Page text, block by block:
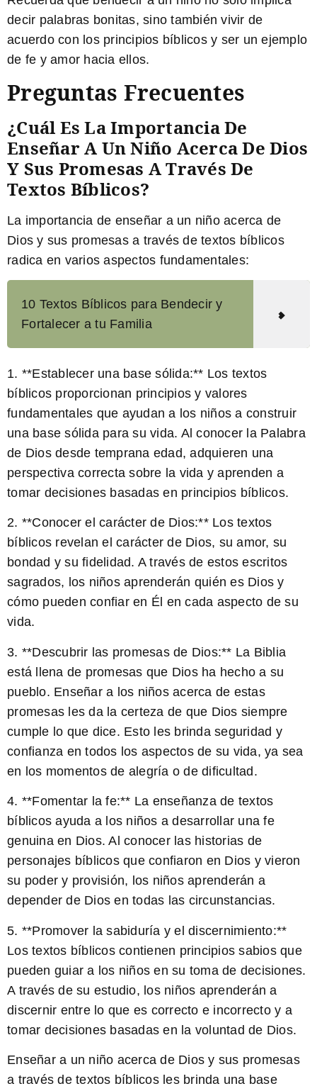
decir palabras bonitas, sino también vivir de
acuerdo con los principios bíblicos y ser un ejemplo
de fe y amor hacia ellos.
Preguntas Frecuentes
¿Cuál Es La Importancia De
Enseñar A Un Niño Acerca De Dios
Y Sus Promesas A Través De
Textos Bíblicos?
La importancia de enseñar a un niño acerca de
Dios y sus promesas a través de textos bíblicos
radica en varios aspectos fundamentales:
10 Textos Bíblicos para Bendecir y
Fortalecer a tu Familia
1. **Establecer una base sólida:** Los textos
bíblicos proporcionan principios y valores
fundamentales que ayudan a los niños a construir
una base sólida para su vida. Al conocer la Palabra
de Dios desde temprana edad, adquieren una
perspectiva correcta sobre la vida y aprenden a
tomar decisiones basadas en principios bíblicos.
2. **Conocer el carácter de Dios:** Los textos
bíblicos revelan el carácter de Dios, su amor, su
bondad y su fidelidad. A través de estos escritos
sagrados, los niños aprenderán quién es Dios y
cómo pueden confiar en Él en cada aspecto de su
vida.
3. **Descubrir las promesas de Dios:** La Biblia
está llena de promesas que Dios ha hecho a su
pueblo. Enseñar a los niños acerca de estas
promesas les da la certeza de que Dios siempre
cumple lo que dice. Esto les brinda seguridad y
confianza en todos los aspectos de su vida, ya sea
en los momentos de alegría o de dificultad.
4. **Fomentar la fe:** La enseñanza de textos
bíblicos ayuda a los niños a desarrollar una fe
genuina en Dios. Al conocer las historias de
personajes bíblicos que confiaron en Dios y vieron
su poder y provisión, los niños aprenderán a
depender de Dios en todas las circunstancias.
5. **Promover la sabiduría y el discernimiento:**
Los textos bíblicos contienen principios sabios que
pueden guiar a los niños en su toma de decisiones.
A través de su estudio, los niños aprenderán a
discernir entre lo que es correcto e incorrecto y a
tomar decisiones basadas en la voluntad de Dios.
Enseñar a un niño acerca de Dios y sus promesas
a través de textos bíblicos les brinda una base